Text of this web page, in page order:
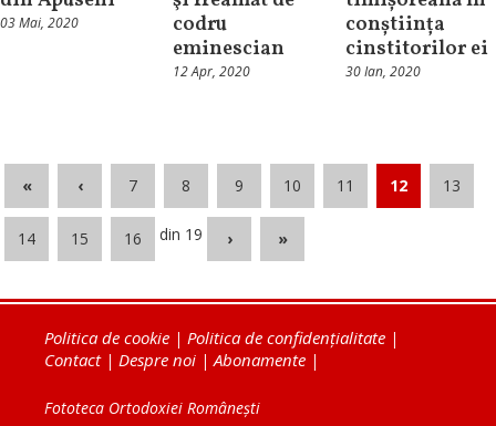
03 Mai, 2020
codru
eminescian
12 Apr, 2020
conștiința
cinstitorilor ei
30 Ian, 2020
« ‹ 7 8 9 10 11 12 13
14 15 16 din 19 › »
Politica de cookie | Politica de confidențialitate |
Contact| Despre noi |Abonamente |
Fototeca Ortodoxiei Românești